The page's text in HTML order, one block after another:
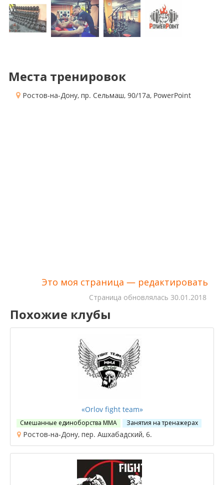
Места тренировок
Ростов-на-Дону, пр. Сельмаш, 90/17а, PowerPoint
Это моя страница — редактировать
Cтраница обновлялась 30.01.2018
Похожие клубы
«Orlov fight team»
Смешанные единоборства ММА Занятия на тренажерах
Ростов-на-Дону, пер. Ашхабадский, 6.